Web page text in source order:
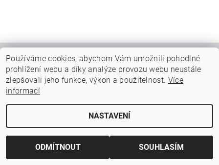
2026 © Gabiony a Pletivo, všechna práva vyhrazena
Používáme cookies, abychom Vám umožnili pohodlné
prohlížení webu a díky analýze provozu webu neustále
zlepšovali jeho funkce, výkon a použitelnost. Více
informací
NASTAVENÍ
ODMÍTNOUT SOUHLASÍM